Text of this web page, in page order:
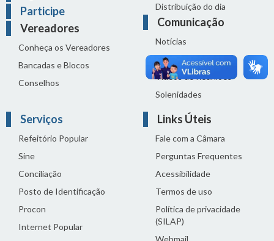
Participe
Vereadores
Conheça os Vereadores
Bancadas e Blocos
Conselhos
Distribuição do dia
Comunicação
Notícias
Sala de Imprensa
Vídeos de Reuniões
Solenidades
Serviços
Refeitório Popular
Sine
Conciliação
Posto de Identificação
Procon
Internet Popular
Links Úteis
Fale com a Câmara
Perguntas Frequentes
Acessibilidade
Termos de uso
Política de privacidade
(SILAP)
Webmail